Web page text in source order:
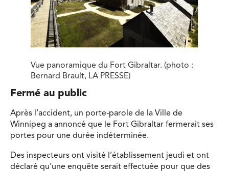
Vue panoramique du Fort Gibraltar. (photo :
Bernard Brault, LA PRESSE)
Fermé au public
Après l’accident, un porte-parole de la Ville de
Winnipeg a annoncé que le Fort Gibraltar fermerait ses
portes pour une durée indéterminée.
Des inspecteurs ont visité l’établissement jeudi et ont
déclaré qu’une enquête serait effectuée pour que des